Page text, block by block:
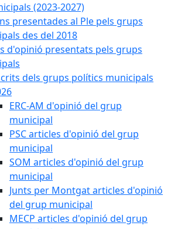
(2023-2027)
presentades al Ple pels grups
des del 2018
d'opinió presentats pels grups
dels grups polítics municipals
ERC-AM d'opinió del grup
municipal
PSC articles d'opinió del grup
municipal
SOM articles d'opinió del grup
municipal
Junts per Montgat articles d'opinió
del grup municipal
MECP articles d'opinió del grup